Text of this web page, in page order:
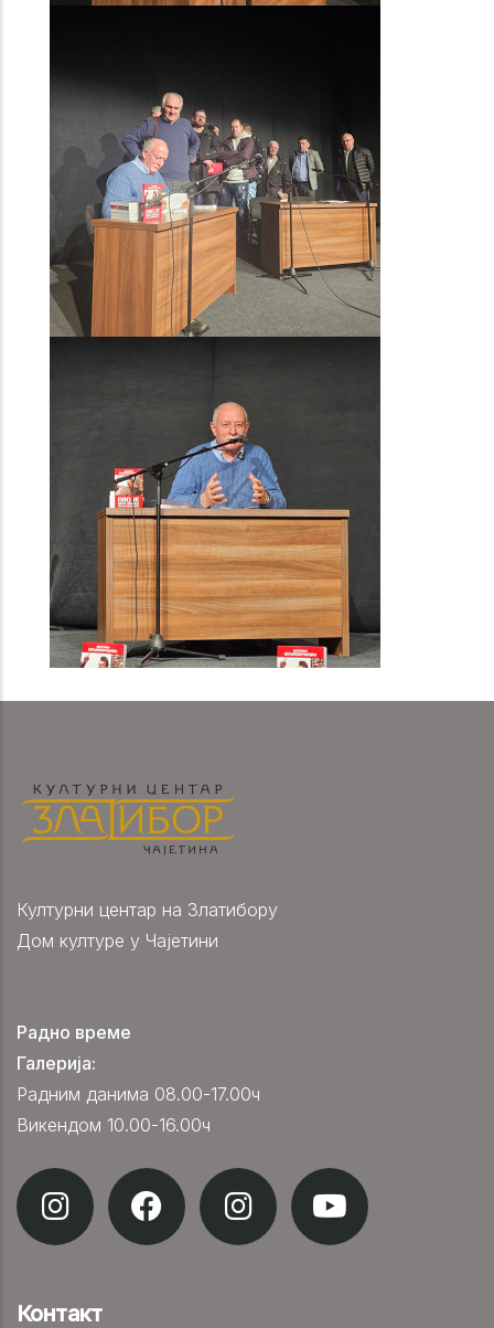
Културни центар на Златибору
Дом културе у Чајетини
Радно време
Галерија:
Радним данима 08.00-17.00ч
Викендом 10.00-16.00ч
Контакт